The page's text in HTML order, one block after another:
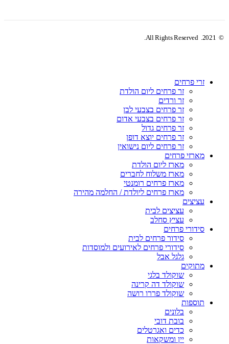
© 2021. All Rights Reserved.
זרי פרחים
זר פרחים ליום הולדת
זר ורדים
זר פרחים בצבעי לבן
זר פרחים בצבעי אדום
זר פרחים גדול
זר פרחים יוצא דופן
זר פרחים ליום נישואין
מארזי פרחים
מארז ליום הולדת
מארז משלוח לחברים
מארז פרחים רומנטי
מארז פרחים ליולדת / החלמה מהירה
עציצים
עציצים לבית
עציץ סחלב
סידורי פרחים
סידור פרחים לבית
סידורי פרחים לאירועים ולמוסדות
גלגל אבל
מתוקים
שוקולד בלגי
שוקולד דה קרינה
שוקולד פררו רושה
תוספות
בלונים
בובת דובי
כדים ואגרטלים
יין ומשקאות